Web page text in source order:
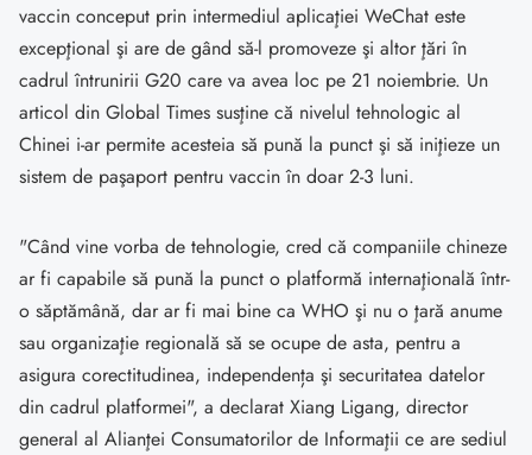
vaccin conceput prin intermediul aplicaţiei WeChat este
excepţional şi are de gând să-l promoveze şi altor ţări în
cadrul întrunirii G20 care va avea loc pe 21 noiembrie. Un
articol din Global Times susţine că nivelul tehnologic al
Chinei i-ar permite acesteia să pună la punct şi să iniţieze un
sistem de paşaport pentru vaccin în doar 2-3 luni.
"Când vine vorba de tehnologie, cred că companiile chineze
ar fi capabile să pună la punct o platformă internaţională într-
o săptămână, dar ar fi mai bine ca WHO şi nu o ţară anume
sau organizaţie regională să se ocupe de asta, pentru a
asigura corectitudinea, independența şi securitatea datelor
din cadrul platformei", a declarat Xiang Ligang, director
general al Alianţei Consumatorilor de Informaţii ce are sediul